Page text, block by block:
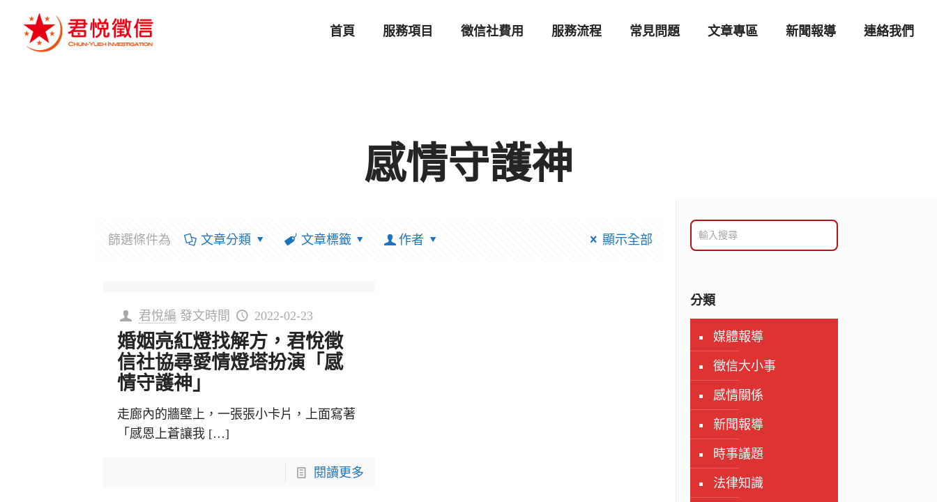
首頁 服務項目 徵信社費用 服務流程 常見問題 文章專區 新聞報導 連絡我們
感情守護神
篩選條件為 文章分類 文章標籤 作者 顯示全部
君悅編 發文時間 2022-02-23
婚姻亮紅燈找解方，君悅徵
信社協尋愛情燈塔扮演「感
情守護神」
走廊內的牆壁上，一張張小卡片，上面寫著
「感恩上蒼讓我 […]
閱讀更多
分類
媒體報導
徵信大小事
感情關係
新聞報導
時事議題
法律知識